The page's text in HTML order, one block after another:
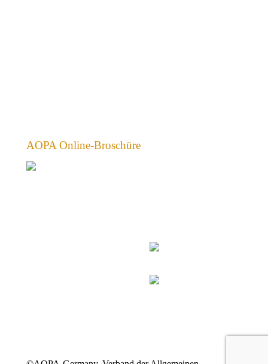
AOPA Online-Broschüre